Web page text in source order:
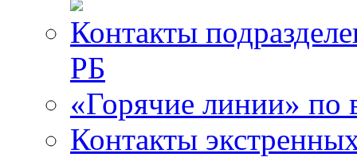
Контакты
РБ
«Горячие линии» по
Контакты